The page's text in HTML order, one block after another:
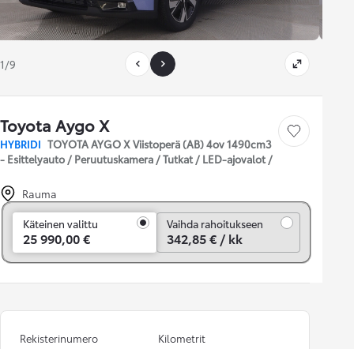
1/9
Toyota Aygo X
HYBRIDI TOYOTA AYGO X Viistoperä (AB) 4ov 1490cm3
- Esittelyauto / Peruutuskamera / Tutkat / LED-ajovalot /
Tallenna auto
Rauma
Käteinen valittu
25 990,00 €
Vaihda rahoitukseen
342,85 € / kk
Rekisterinumero
Kilometrit